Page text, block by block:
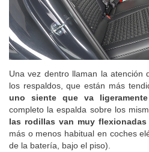
Una vez dentro llaman la atención
los respaldos, que están más
uno siente que va ligeramente
completo la espalda sobre los
las rodillas van muy flexionadas
más o menos habitual en coches